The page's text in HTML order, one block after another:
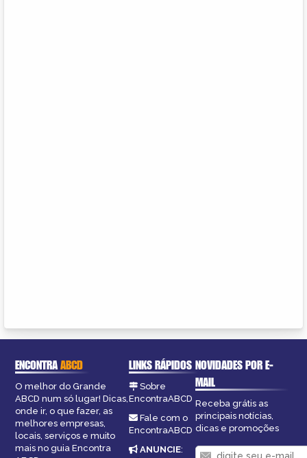
ENCONTRAABCD
O melhor do Grande
ABCD num só lugar! Dicas,
onde ir, o que fazer, as
melhores empresas,
locais, serviços e muito
mais no guia Encontra
LINKS RÁPIDOS
Sobre
EncontraABCD
Fale com o
EncontraABCD
ANUNCIE:
NOVIDADES POR E-
MAIL
Receba grátis as
principais notícias,
dicas e promoções